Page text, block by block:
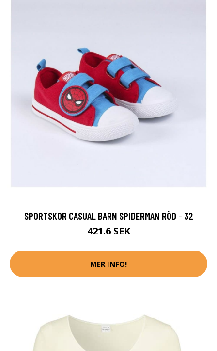
SPORTSKOR CASUAL BARN SPIDERMAN RÖD - 32
421.6 SEK
MER INFO!